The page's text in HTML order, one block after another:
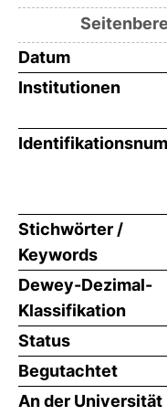
Datum
Institutionen
Stichwörter /
Keywords
Dewey-Dezimal-
Klassifikation
Status
Begutachtet
An der Universität